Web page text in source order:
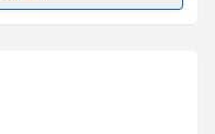
ile bilgilendireceğiz.